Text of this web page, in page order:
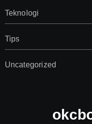
Teknologi
Tips
Uncategorized